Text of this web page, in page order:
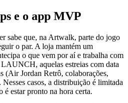
e o app MVP
sabe que, na Artwalk, parte do jogo
o par. A loja mantém um
o que vem por aí e trabalha com
aquelas estreias com data
(Air Jordan Retrô, colaborações,
Nesses casos, a distribuição é limitada
é estar pronto na hora certa.